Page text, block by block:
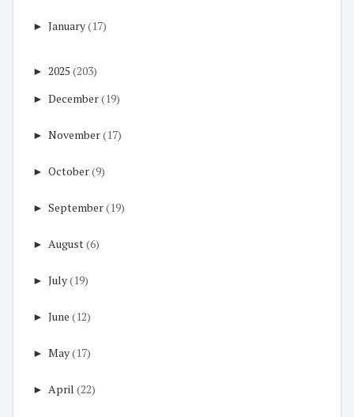
► January(17)
► 2025 (203)
► December(19)
► November(17)
► October(9)
► September(19)
► August(6)
► July(19)
► June (12)
► May(17)
► April (22)